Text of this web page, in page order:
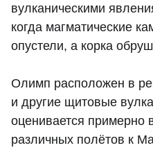
вулканическими
когда магматические
опустели, а корка
Олимп расположен в
и другие щитовые
оценивается примерно
различных полётов к